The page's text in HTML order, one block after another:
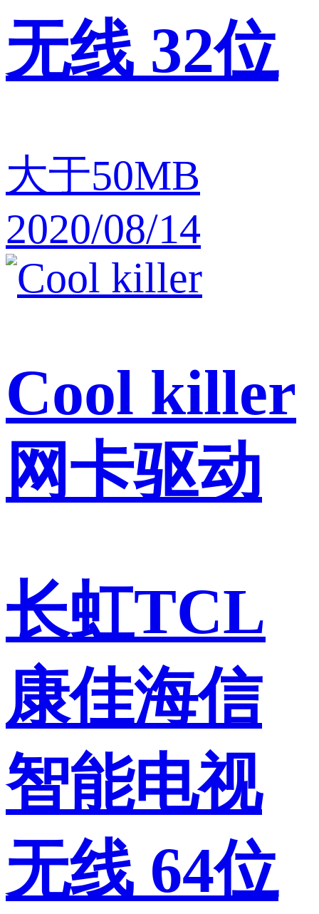
无线 32位
大于50MB
2020/08/14
Cool killer
网卡驱动
长虹TCL
康佳海信
智能电视
无线 64位